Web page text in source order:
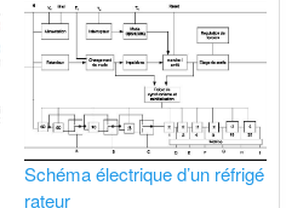
Schéma électrique d’un réfrigé
rateur